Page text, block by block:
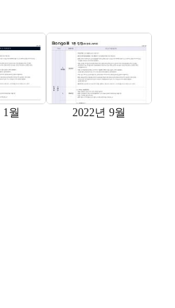
1월 2022년 9월